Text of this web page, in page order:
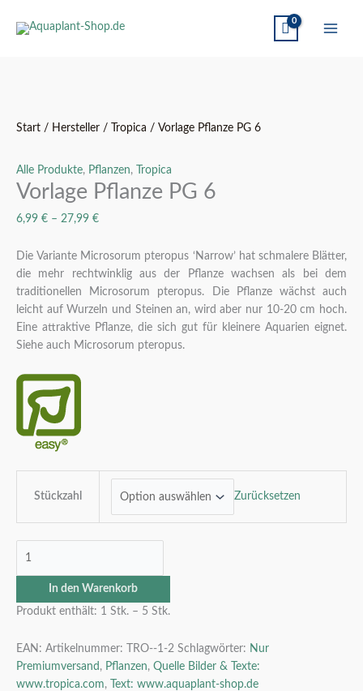
Start / Hersteller / Tropica / Vorlage Pflanze PG 6
Alle Produkte, Pflanzen, Tropica
Vorlage Pflanze PG 6
6,99 € – 27,99 €
Die Variante Microsorum pteropus ‘Narrow’ hat schmalere Blätter,
die mehr rechtwinklig aus der Pflanze wachsen als bei dem
traditionellen Microsorum pteropus. Die Pflanze wächst auch
leicht auf Wurzeln und Steinen an, wird aber nur 10-20 cm hoch.
Eine attraktive Pflanze, die sich gut für kleinere Aquarien eignet.
Siehe auch Microsorum pteropus.
Stückzahl Zurücksetzen
Pflanze
6
Menge
In den Warenkorb
Produkt enthält: 1 Stk. – 5 Stk.
EAN: Artikelnummer: TRO--1-2 Schlagwörter: Nur
Premiumversand , Pflanzen, Quelle Bilder & Texte:
www.tropica.com, Text: www.aquaplant-shop.de